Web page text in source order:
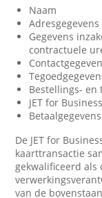
Naam
Adresgegevens
Gegevens
contractuele
Bestellings- en
JET for
Betaalgegevens
De JET for
kaarttransactie
gekwalificeerd als
van de